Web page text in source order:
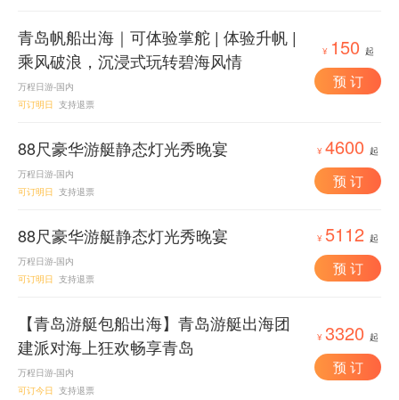
青岛帆船出海｜可体验掌舵 | 体验升帆 |
乘风破浪，沉浸式玩转碧海风情
万程日游-国内
可订明日 支持退票
¥ 150 起
预 订
88尺豪华游艇静态灯光秀晚宴
万程日游-国内
可订明日 支持退票
¥ 4600 起
预 订
88尺豪华游艇静态灯光秀晚宴
万程日游-国内
可订明日 支持退票
¥ 5112 起
预 订
【青岛游艇包船出海】青岛游艇出海团
建派对海上狂欢畅享青岛
万程日游-国内
可订今日 支持退票
¥ 3320 起
预 订